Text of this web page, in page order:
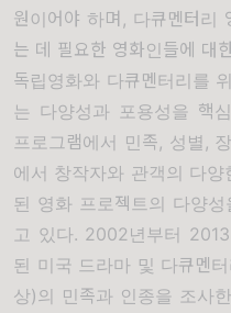
원이어야 하며 , 다큐멘터리
는 데 필요한 영화인들에 대
독립영화와 다큐멘터리를
는 다양성과 포용성을 핵
프로그램에서 민족, 성별 ,
에서 창작자와 관객의 다
된 영화 프로젝트의 다양
고 있다. 2002 년부터 2013
된 미국 드라마 및 다큐멘
상)의 민족과 인종을 조사